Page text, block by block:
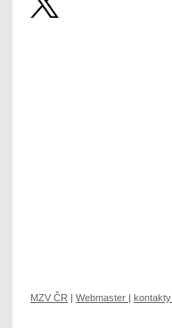
MZV ČR | Webmaster | kontakty